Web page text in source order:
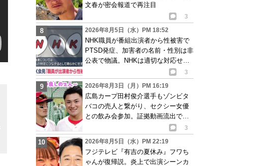
文春が密会報道で再注目
3
2026年8月5日（水）PM 18:52
NHK職員が番組出演者から性被害で
PTSD発症、加害者の名前・性別は非
公表で物議。NHKは適切な対応せず
3
2026年8月3日（月）PM 16:19
広島カープ田村俊介選手もゾンビタ
バコの売人と繋がり、セクシー女優
との飲み会参加。証拠動画流出で波
3
2026年8月5日（水）PM 22:19
フジテレビ『有吉の夏休み』フワち
ゃんが復帰説。炎上で出演シーンカ